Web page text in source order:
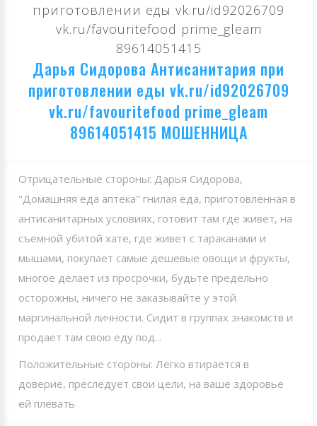
приготовлении еды vk.ru/id92026709
vk.ru/favouritefood prime_gleam
89614051415
Дарья Сидорова Антисанитария при
приготовлении еды vk.ru/id92026709
vk.ru/favouritefood prime_gleam
89614051415 МОШЕННИЦА
Отрицательные стороны: Дарья Сидорова,
"Домашняя еда аптека" гнилая еда, приготовленная в
антисанитарных условиях, готовит там где живет, на
съемной убитой хате, где живет с тараканами и
мышами, покупает самые дешевые овощи и фрукты,
многое делает из просрочки, будьте предельно
осторожны, ничего не заказывайте у этой
маргинальной личности. Сидит в группах знакомств и
продает там свою еду под...
Положительные стороны: Легко втирается в
доверие, преследует свои цели, на ваше здоровье
ей плевать